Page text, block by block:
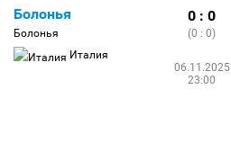
Болонья
Болонья
Италия
0 : 0
(0 : 0)
06.11.2025
23:00